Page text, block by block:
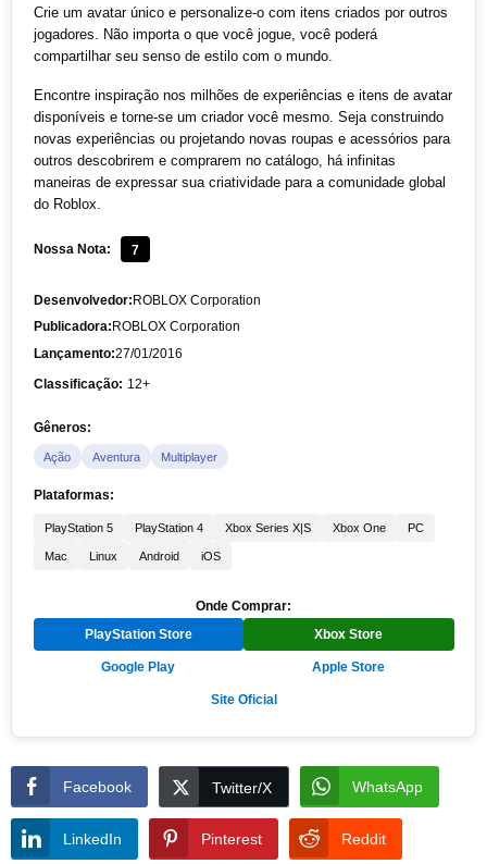
Crie um avatar único e personalize-o com itens criados por outros
jogadores. Não importa o que você jogue, você poderá
compartilhar seu senso de estilo com o mundo.
Encontre inspiração nos milhões de experiências e itens de avatar
disponíveis e torne-se um criador você mesmo. Seja construindo
novas experiências ou projetando novas roupas e acessórios para
outros descobrirem e comprarem no catálogo, há infinitas
maneiras de expressar sua criatividade para a comunidade global
do Roblox.
Nossa Nota: 7
Desenvolvedor:ROBLOX Corporation
Publicadora: ROBLOX Corporation
Lançamento:27/01/2016
Classificação: 12+
Gêneros:
Ação Aventura Multiplayer
Plataformas:
PlayStation 5 PlayStation 4 Xbox Series X|S Xbox One PC
Mac Linux Android iOS
Onde Comprar:
PlayStation Store Xbox Store
Google Play Apple Store
Site Oficial
Facebook Twitter/X WhatsApp
LinkedIn Pinterest Reddit